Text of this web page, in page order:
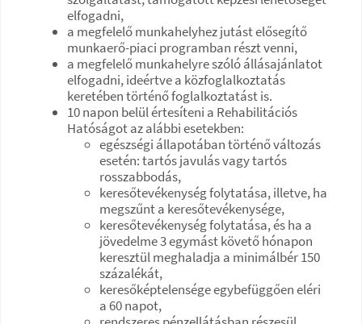
elfogadni,
a megfelelő munkahelyhez jutást elősegítő
munkaerő-piaci programban részt venni,
a megfelelő munkahelyre szóló állásajánlatot
elfogadni, ideértve a közfoglalkoztatás
keretében történő foglalkoztatást is.
10 napon belül értesíteni a Rehabilitációs
Hatóságot az alábbi esetekben:
egészségi állapotában történő változás
esetén: tartós javulás vagy tartós
rosszabbodás,
keresőtevékenység folytatása, illetve, ha
megszűnt a keresőtevékenysége,
keresőtevékenység folytatása, és ha a
jövedelme 3 egymást követő hónapon
keresztül meghaladja a minimálbér 150
százalékát,
keresőképtelensége egybefüggően eléri
a 60 napot,